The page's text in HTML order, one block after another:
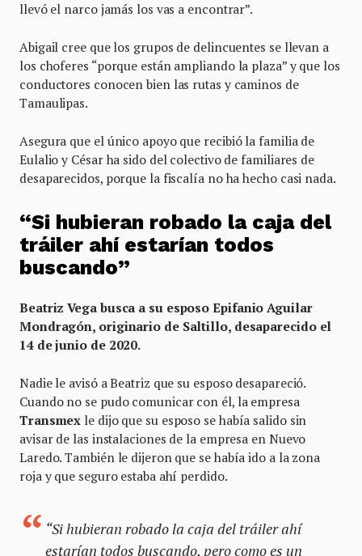
llevó el narco jamás los vas a encontrar”.
Abigail cree que los grupos de delincuentes se llevan a
los choferes “porque están ampliando la plaza” y que los
conductores conocen bien las rutas y caminos de
Tamaulipas.
Asegura que el único apoyo que recibió la familia de
Eulalio y César ha sido del colectivo de familiares de
desaparecidos, porque la fiscalía no ha hecho casi nada.
“Si hubieran robado la caja del
tráiler ahí estarían todos
buscando”
Beatriz Vega busca a su esposo Epifanio Aguilar
Mondragón, originario de Saltillo, desaparecido el
14 de junio de 2020.
Nadie le avisó a Beatriz que su esposo desapareció.
Cuando no se pudo comunicar con él, la empresa
Transmex le dijo que su esposo se había salido sin
avisar de las instalaciones de la empresa en Nuevo
Laredo. También le dijeron que se había ido a la zona
roja y que seguro estaba ahí perdido.
“Si hubieran robado la caja del tráiler ahí
estarían todos buscando, pero como es un